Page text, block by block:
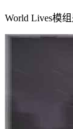
World Lives模